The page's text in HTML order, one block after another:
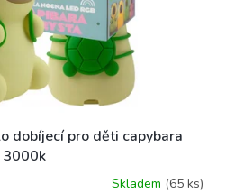
dobíjecí pro děti capybara
3000k
Skladem (65 ks)